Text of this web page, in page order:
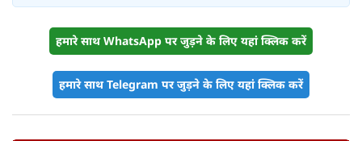
हमारे साथ WhatsApp पर जुड़ने के लिए यहां क्लिक करें
हमारे साथ Telegram पर जुड़ने के लिए यहां क्लिक करें